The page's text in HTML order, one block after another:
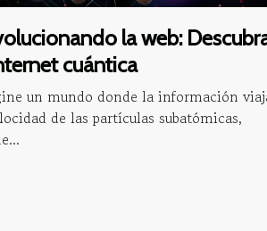
la web:
cuántica
un mundo donde la información
de las partículas subatómicas,